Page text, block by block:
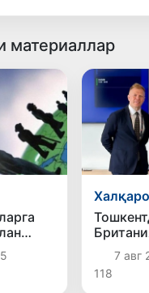
материаллар
қўйиш
7 авг
118